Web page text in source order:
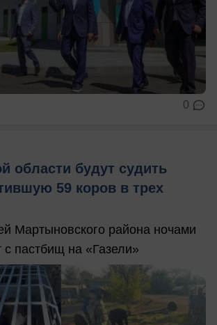
0
области будут судить
59 коров в трех
Мартыновского района ночами
с пастбищ на «Газели»